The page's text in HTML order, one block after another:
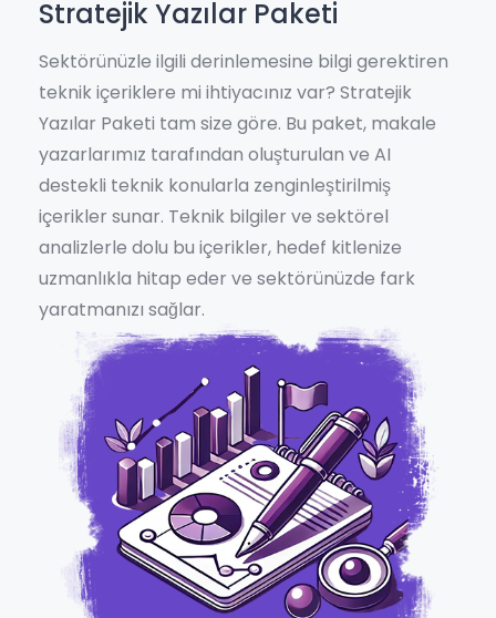
Stratejik Yazılar Paketi
Sektörünüzle ilgili derinlemesine bilgi gerektiren
teknik içeriklere mi ihtiyacınız var? Stratejik
Yazılar Paketi tam size göre. Bu paket, makale
yazarlarımız tarafından oluşturulan ve AI
destekli teknik konularla zenginleştirilmiş
içerikler sunar. Teknik bilgiler ve sektörel
analizlerle dolu bu içerikler, hedef kitlenize
uzmanlıkla hitap eder ve sektörünüzde fark
yaratmanızı sağlar.